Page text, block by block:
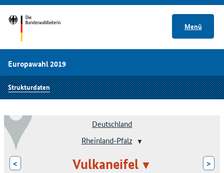
Menü
Europawahl 2019
Strukturdaten
Deutschland
Rheinland-Pfalz
< Vulkaneifel >